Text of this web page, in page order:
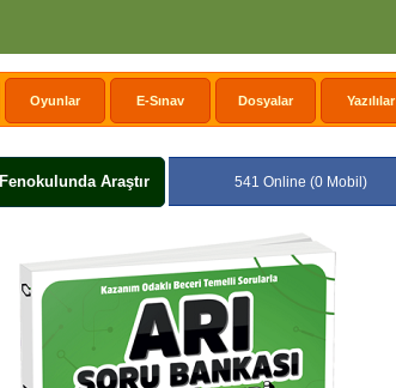
Oyunlar E-Sınav Dosyalar Yazılılar
Fenokulunda Araştır 541 Online (0 Mobil)